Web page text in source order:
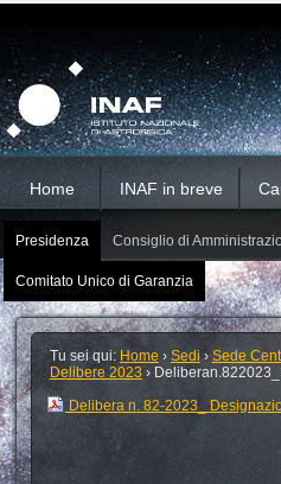
contenuti.
Salta
alla
navigazione
Home INAF in breve
Presidenza Consiglio di
Comitato Unico di Garanzia
Tu sei qui: Home › Sedi › Sede
Delibere 2023 ›
Delibera n. 82-2023_